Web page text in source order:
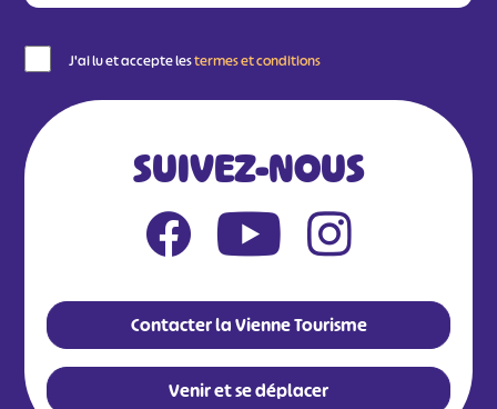
J'ai lu et accepte lestermes et conditions
SUIVEZ-NOUS
Contacter la Vienne Tourisme
Venir et se déplacer